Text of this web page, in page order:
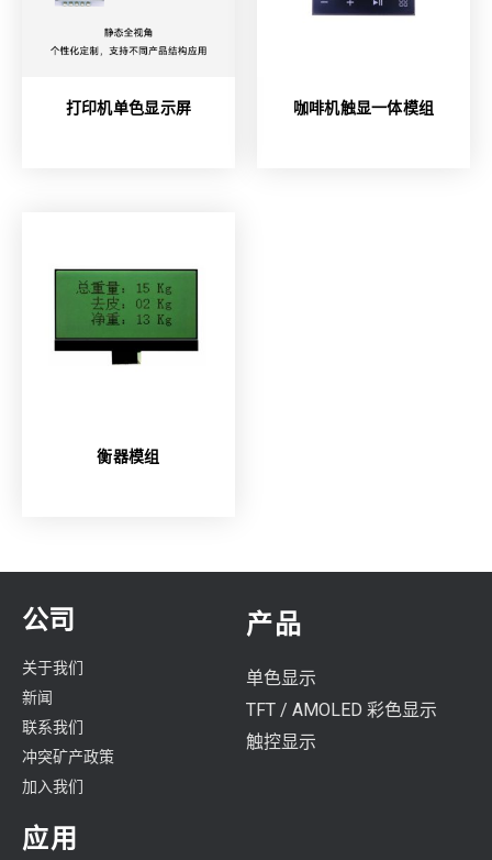
打印机单色显示屏 咖啡机触显一体模组
衡器模组
公司
关于我们
新闻
联系我们
冲突矿产政策
加入我们
产品
单色显示
TFT / AMOLED 彩色显示
触控显示
应用